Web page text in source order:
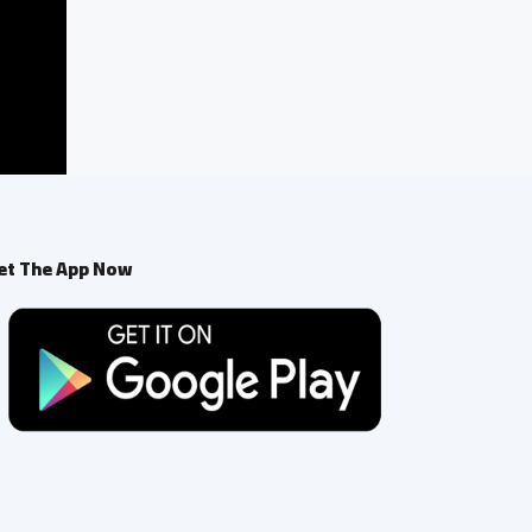
The App Now